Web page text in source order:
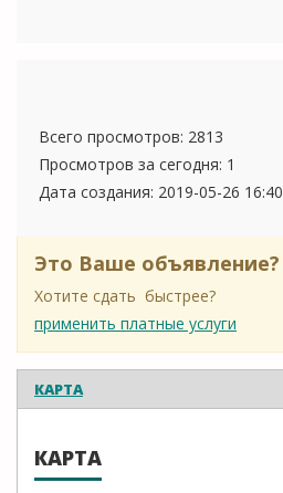
Всего просмотров: 2813
Просмотров за сегодня: 1
Дата создания: 2019-05-26 16:40
Это Ваше объявление?
Хотите сдать быстрее?
применить платные услуги
КАРТА
КАРТА